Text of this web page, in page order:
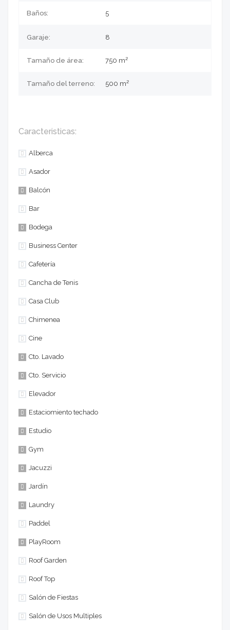
Baños: 5
Garaje: 8
Tamaño de área: 750 m²
Tamaño del terreno: 500 m²
Caracteristicas:
Alberca
Asador
Balcón
Bar
Bodega
Business Center
Cafetería
Cancha de Tenis
Casa Club
Chimenea
Cine
Cto. Lavado
Cto. Servicio
Elevador
Estaciomiento techado
Estudio
Gym
Jacuzzi
Jardín
Laundry
Paddel
PlayRoom
Roof Garden
Roof Top
Salón de Fiestas
Salón de Usos Multiples